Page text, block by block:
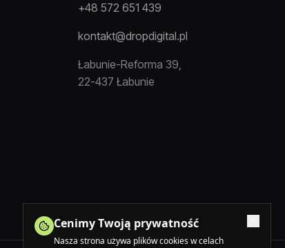
+48 572 651 439
kontakt@dropdigital.pl
Łabunie-Reforma 39,
22-437 Łabunie
Cenimy Twoją prywatność
Nasza strona używa plików cookies w celach